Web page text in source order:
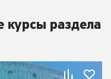
курсы раздела